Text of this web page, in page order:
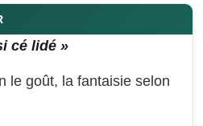
cé lidé »
le goût, la fantaisie selon